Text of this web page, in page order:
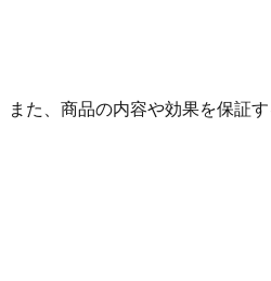
た、商品の内容や効果を保証す